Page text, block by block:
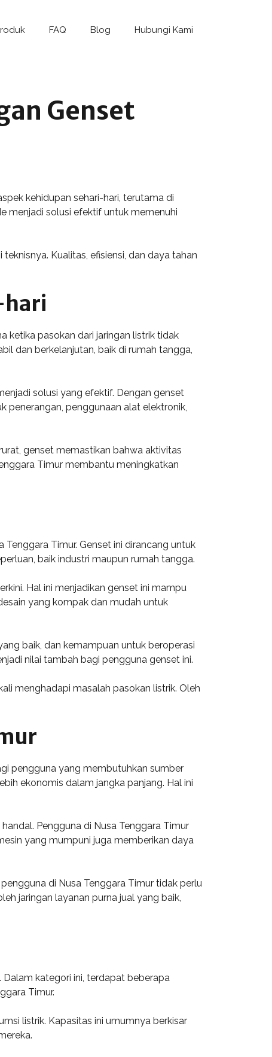
FAQ Blog Hubungi Kami
Genset
kehidupan sehari-hari, terutama di
menjadi solusi efektif untuk memenuhi
Kualitas, efisiensi, dan daya tahan
hari
ketika pasokan dari jaringan listrik tidak
dan berkelanjutan, baik di rumah tangga,
solusi yang efektif. Dengan genset
penerangan, penggunaan alat elektronik,
genset memastikan bahwa aktivitas
Timur membantu meningkatkan
Timur. Genset ini dirancang untuk
baik industri maupun rumah tangga.
Hal ini menjadikan genset ini mampu
yang kompak dan mudah untuk
baik, dan kemampuan untuk beroperasi
nilai tambah bagi pengguna genset ini.
menghadapi masalah pasokan listrik. Oleh
pengguna yang membutuhkan sumber
ekonomis dalam jangka panjang. Hal ini
Pengguna di Nusa Tenggara Timur
yang mumpuni juga memberikan daya
di Nusa Tenggara Timur tidak perlu
jaringan layanan purna jual yang baik,
kategori ini, terdapat beberapa
Timur.
listrik. Kapasitas ini umumnya berkisar